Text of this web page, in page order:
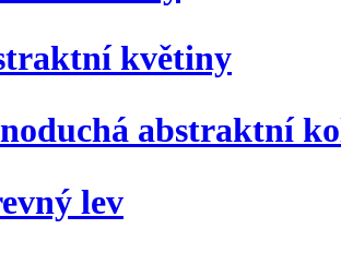
květiny
abstraktní
lev